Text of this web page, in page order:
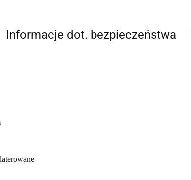
Informacje dot. bezpieczeństwa